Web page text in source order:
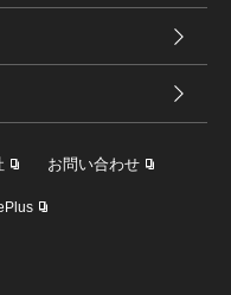
お問い合わせ